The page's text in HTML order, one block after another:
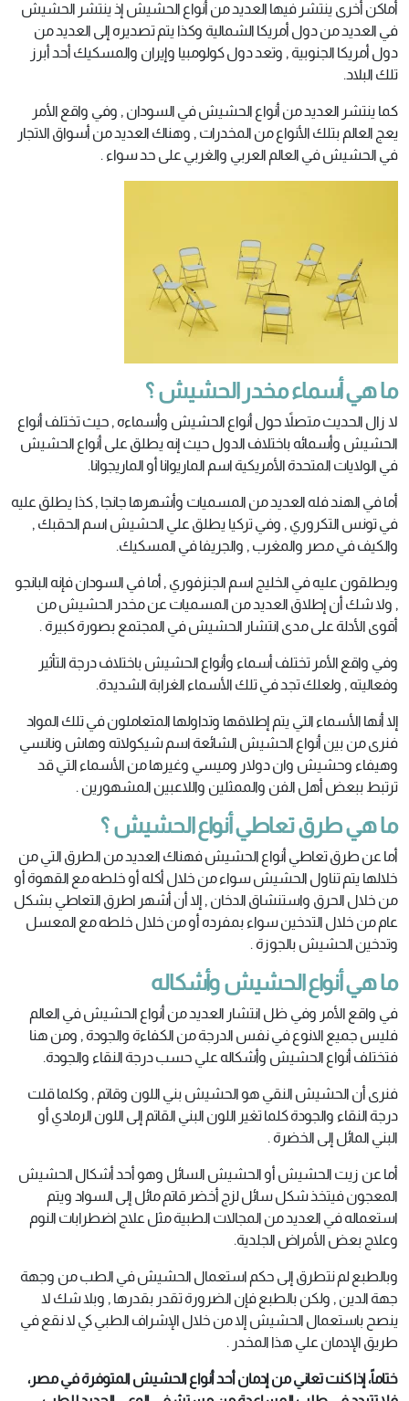
أماكن أخرى ينتشر فيها العديد من أنواع الحشيش إذ ينتشر الحشيش
في العديد من دول أمريكا الشمالية وكذا يتم تصديره إلى العديد من
دول أمريكا الجنوبية , وتعد دول كولومبيا وإيران والمسكيك أحد أبرز
تلك البلاد.
كما ينتشر العديد من أنواع الحشيش في السودان , وفي واقع الأمر
يعج العالم بتلك الأنواع من المخدرات , وهناك العديد من أسواق الاتجار
في الحشيش في العالم العربي والغربي على حد سواء .
ما هي أسماء مخدر الحشيش ؟
لا زال الحديث متصلاً حول أنواع الحشيش وأسماءه , حيث تختلف أنواع
الحشيش وأسمائه باختلاف الدول حيث إنه يطلق على أنواع الحشيش
في الولايات المتحدة الأمريكية اسم الماريوانا أو الماريجوانا.
أما في الهند فله العديد من المسميات وأشهرها جانجا , كذا يطلق عليه
في تونس التكروري , وفي تركيا يطلق علي الحشيش اسم الحقبك ,
والكيف في مصر والمغرب , والجريفا في المسكيك.
ويطلقون عليه في الخليج اسم الجنزفوري , أما في السودان فإنه البانجو
, ولا شك أن إطلاق العديد من المسميات عن مخدر الحشيش من
أقوى الأدلة على مدى انتشار الحشيش في المجتمع بصورة كبيرة .
وفي واقع الأمر تختلف أسماء وأنواع الحشيش باختلاف درجة التأثير
وفعاليته , ولعلك تجد في تلك الأسماء الغرابة الشديدة.
إلا أنها الأسماء التي يتم إطلاقها وتداولها المتعاملون في تلك المواد
فنرى من بين أنواع الحشيش الشائعة اسم شيكولاته وهاش ونانسي
وهيفاء وحشيش وان دولار وميسي وغيرها من الأسماء التي قد
ترتبط ببعض أهل الفن والممثلين واللاعبين المشهورين .
ما هي طرق تعاطي أنواع الحشيش ؟
أما عن طرق تعاطي أنواع الحشيش فهناك العديد من الطرق التي من
خلالها يتم تناول الحشيش سواء من خلال أكله أو خلطه مع القهوة أو
من خلال الحرق واستنشاق الدخان , إلا أن أشهر اطرق التعاطي بشكل
عام من خلال التدخين سواء بمفرده أو من خلال خلطه مع المعسل
وتدخين الحشيش بالجوزة .
ما هي أنواع الحشيش وأشكاله
في واقع الأمر وفي ظل انتشار العديد من أنواع الحشيش في العالم
فليس جميع الانوع في نفس الدرجة من الكفاءة والجودة , ومن هنا
فتختلف أنواع الحشيش وأشكاله علي حسب درجة النقاء والجودة.
فنرى أن الحشيش النقي هو الحشيش بني اللون وقاتم , وكلما قلت
درجة النقاء والجودة كلما تغير اللون البني القاتم إلى اللون الرمادي أو
البني المائل إلى الخضرة .
أما عن زيت الحشيش أو الحشيش السائل وهو أحد أشكال الحشيش
المعجون فيتخذ شكل سائل لزج أخضر قاتم مائل إلى السواد ويتم
استعماله في العديد من المجالات الطبية مثل علاج اضطرابات النوم
وعلاج بعض الأمراض الجلدية.
وبالطبع لم نتطرق إلى حكم استعمال الحشيش في الطب من وجهة
جهة الدين , ولكن بالطبع فإن الضرورة تقدر بقدرها , وبلا شك لا
ينصح باستعمال الحشيش إلا من خلال الإشراف الطبي كي لا نقع في
طريق الإدمان علي هذا المخدر .
ختاماً، إذا كنت تعاني من إدمان أحد أنواع الحشيش المتوفرة في مصر،